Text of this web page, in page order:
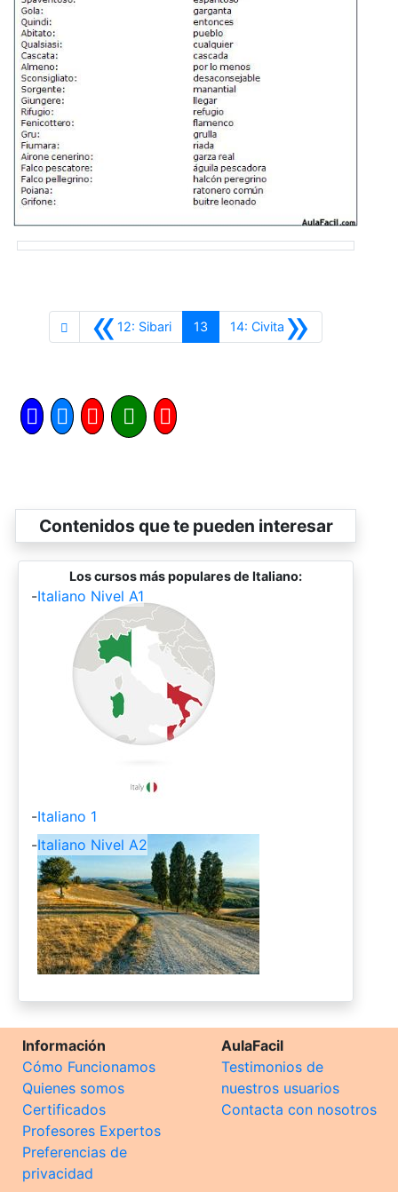
«12: SibariAnterior
13 »
14: Civita Siguiente
Contenidos que te pueden interesar
Los cursos más populares de Italiano:
-Italiano Nivel A1
-Italiano 1
-Italiano Nivel A2
Información
Cómo Funcionamos
Quienes somos
Certificados
Profesores Expertos
Preferencias de
privacidad
AulaFacil
Testimonios de
nuestros usuarios
Contacta con nosotros